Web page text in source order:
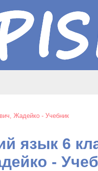
Жадейко - Учебник
язык 6
-